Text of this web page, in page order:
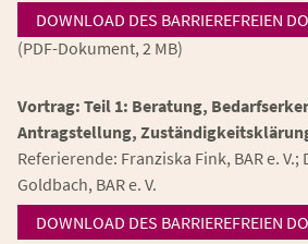
DOWNLOAD DES BARRIEREFREIEN
(PDF-Dokument, 2 MB)
Vortrag: Teil 1: Beratung,
Antragstellung,
Referierende: Franziska Fink, BAR e. V.;
Goldbach, BAR e. V.
DOWNLOAD DES BARRIEREFREIEN